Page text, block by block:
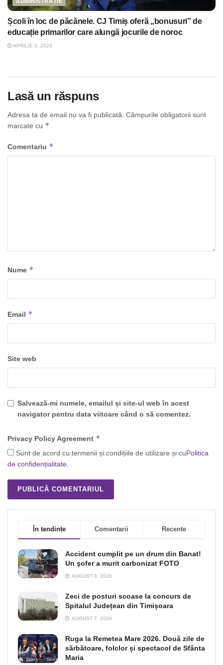
ADMINISTRAȚIE
Școli în loc de păcănele. CJ Timiș oferă „bonusuri” de
educație primarilor care alungă jocurile de noroc
APRILIE 3, 2026
Lasă un răspuns
Adresa ta de email nu va fi publicată. Câmpurile obligatorii sunt
marcate cu *
Comentariu *
Nume *
Email *
Site web
Salvează-mi numele, emailul și site-ul web în acest
navigator pentru data viitoare când o să comentez.
Privacy Policy Agreement *
Sunt de acord cu termenii și condițiile de utilizare și cuPolitica
de confidențialitate.
În tendințe Comentarii Recente
Accident cumplit pe un drum din Banat!
Un şofer a murit carbonizat FOTO
AUGUST 8, 2026
Zeci de posturi scoase la concurs de
Spitalul Județean din Timișoara
AUGUST 7, 2026
Ruga la Remetea Mare 2026. Două zile de
sărbătoare, folclor și spectacol de Sfânta
Maria